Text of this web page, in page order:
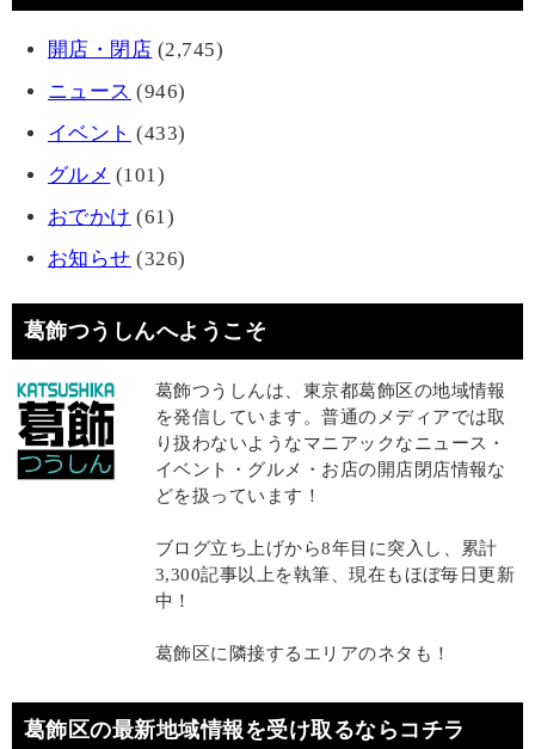
開店・閉店 (2,745)
ニュース (946)
イベント (433)
グルメ (101)
おでかけ (61)
お知らせ (326)
葛飾つうしんへようこそ
葛飾つうしんは、東京都葛飾区の地域情報
を発信しています。普通のメディアでは取
り扱わないようなマニアックなニュース・
イベント・グルメ・お店の開店閉店情報な
どを扱っています！
ブログ立ち上げから8年目に突入し、累計
3,300記事以上を執筆、現在もほぼ毎日更新
中！
葛飾区に隣接するエリアのネタも！
葛飾区の最新地域情報を受け取るならコチラ